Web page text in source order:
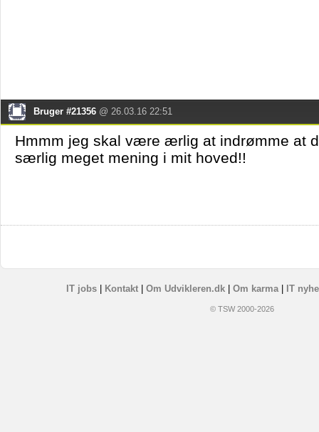
Bruger #21356 @ 26.03.16 22:51
Hmmm jeg skal være ærlig at indrømme at
særlig meget mening i mit hoved!!
IT jobs| Kontakt| Om Udvikleren.dk| Om karma| IT
© TSW 2000-2026